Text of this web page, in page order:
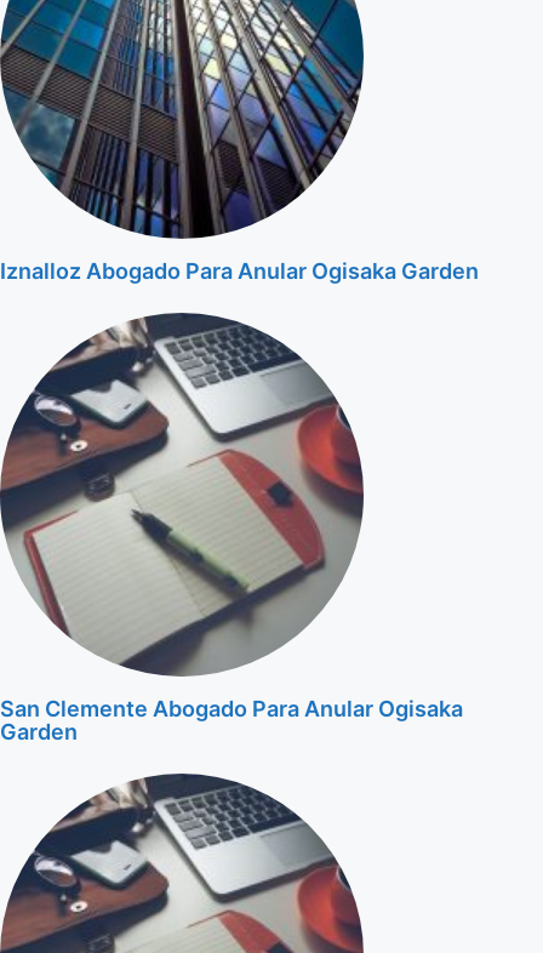
Iznalloz Abogado Para Anular Ogisaka Garden
San Clemente Abogado Para Anular Ogisaka
Garden